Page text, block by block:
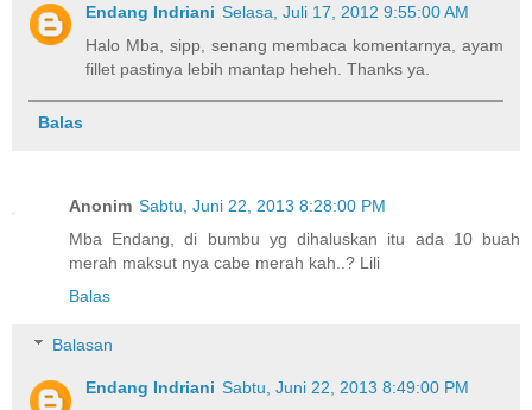
Endang Indriani Selasa, Juli 17, 2012 9:55:00 AM
Halo Mba, sipp, senang membaca komentarnya, ayam
fillet pastinya lebih mantap heheh. Thanks ya.
Balas
Anonim Sabtu, Juni 22, 2013 8:28:00 PM
Mba Endang, di bumbu yg dihaluskan itu ada 10 buah
merah maksut nya cabe merah kah..? Lili
Balas
Balasan
Endang Indriani Sabtu, Juni 22, 2013 8:49:00 PM